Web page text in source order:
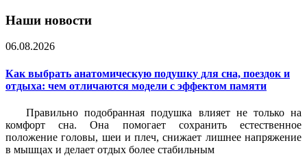
Наши новости
06.08.2026
Как выбрать анатомическую подушку для сна, поездок и
отдыха: чем отличаются модели с эффектом памяти
Правильно подобранная подушка влияет не только на
комфорт сна. Она помогает сохранить естественное
положение головы, шеи и плеч, снижает лишнее напряжение
в мышцах и делает отдых более стабильным